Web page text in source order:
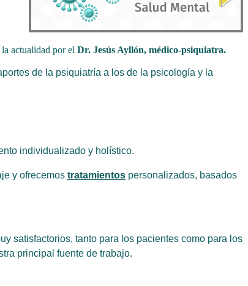
actualidad por el Dr. Jesús Ayllón, médico-psiquiatra.
de la psiquiatría a los de la psicología y la
individualizado y holístico.
y ofrecemos tratamientos personalizados, basados
satisfactorios, tanto para los pacientes como para los
principal fuente de trabajo.